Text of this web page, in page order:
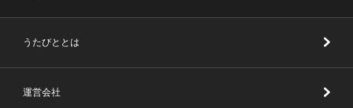
うたびととは
運営会社